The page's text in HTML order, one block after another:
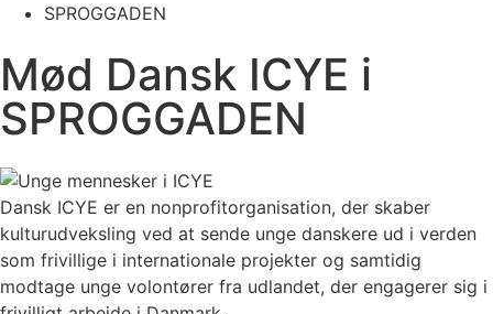
SPROGGADEN
Mød Dansk ICYE i
SPROGGADEN
Dansk ICYE er en nonprofitorganisation, der skaber
kulturudveksling ved at sende unge danskere ud i verden
som frivillige i internationale projekter og samtidig
modtage unge volontører fra udlandet, der engagerer sig i